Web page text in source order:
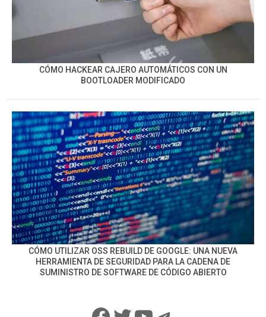
CÓMO HACKEAR CAJERO AUTOMÁTICOS CON UN
BOOTLOADER MODIFICADO
CÓMO UTILIZAR OSS REBUILD DE GOOGLE: UNA NUEVA
HERRAMIENTA DE SEGURIDAD PARA LA CADENA DE
SUMINISTRO DE SOFTWARE DE CÓDIGO ABIERTO